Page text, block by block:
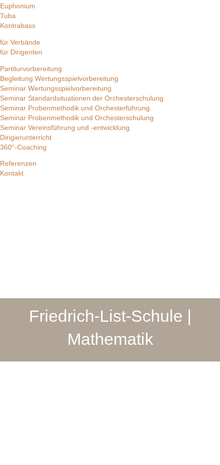
Euphonium
Tuba
Kontrabass
für Verbände
für Dirigenten
Partiturvorbereitung
Begleitung Wertungsspielvorbereitung
Seminar Wertungsspielvorbereitung
Seminar Standardsituationen der Orchesterschulung
Seminar Probenmethodik und Orchesterführung
Seminar Probenmethodik und Orchesterschulung
Seminar Vereinsführung und -entwicklung
Dirigierunterricht
360°-Coaching
Referenzen
Kontakt
Friedrich-List-Schule |
Mathematik​